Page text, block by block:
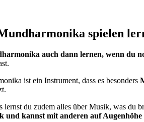
spielen
auch dann lernen, wenn du
ist ein Instrument, dass es besonders
lernst du zudem alles über Musik, was du
und kannst mit anderen auf Augenhöhe